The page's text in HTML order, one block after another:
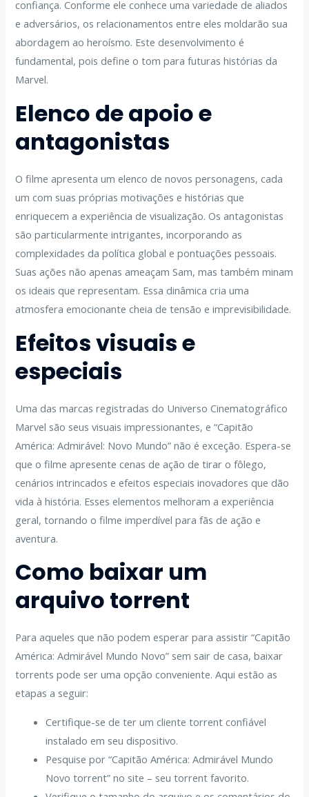
confiança. Conforme ele conhece uma variedade de aliados
e adversários, os relacionamentos entre eles moldarão sua
abordagem ao heroísmo. Este desenvolvimento é
fundamental, pois define o tom para futuras histórias da
Marvel.
Elenco de apoio e
antagonistas
O filme apresenta um elenco de novos personagens, cada
um com suas próprias motivações e histórias que
enriquecem a experiência de visualização. Os antagonistas
são particularmente intrigantes, incorporando as
complexidades da política global e pontuações pessoais.
Suas ações não apenas ameaçam Sam, mas também minam
os ideais que representam. Essa dinâmica cria uma
atmosfera emocionante cheia de tensão e imprevisibilidade.
Efeitos visuais e
especiais
Uma das marcas registradas do Universo Cinematográfico
Marvel são seus visuais impressionantes, e “Capitão
América: Admirável: Novo Mundo” não é exceção. Espera-se
que o filme apresente cenas de ação de tirar o fôlego,
cenários intrincados e efeitos especiais inovadores que dão
vida à história. Esses elementos melhoram a experiência
geral, tornando o filme imperdível para fãs de ação e
aventura.
Como baixar um
arquivo torrent
Para aqueles que não podem esperar para assistir “Capitão
América: Admirável Mundo Novo” sem sair de casa, baixar
torrents pode ser uma opção conveniente. Aqui estão as
etapas a seguir:
Certifique-se de ter um cliente torrent confiável
instalado em seu dispositivo.
Pesquise por “Capitão América: Admirável Mundo
Novo torrent” no site – seu torrent favorito.